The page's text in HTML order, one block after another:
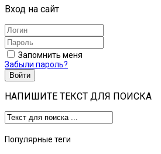
Вход на сайт
Запомнить меня
Забыли пароль?
Войти
НАПИШИТЕ ТЕКСТ ДЛЯ ПОИСКА
Популярные теги